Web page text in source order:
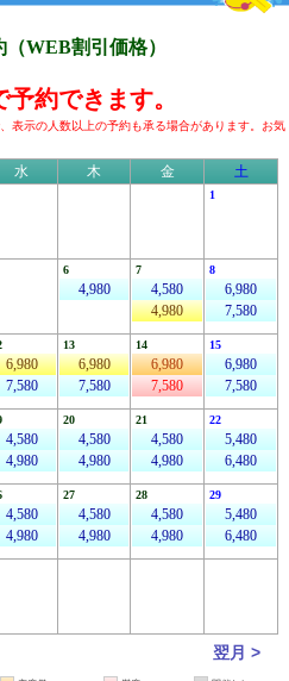
翌月 >
（WEB割引価格）
予約できます。
表示の人数以上の予約も承る場合があります。お気
水 木 金 土
1
6
4,980
7
4,580
4,980
8
6,980
7,580
6,980
7,580
13
6,980
7,580
14
6,980
7,580
15
6,980
7,580
4,580
4,980
20
4,580
4,980
21
4,580
4,980
22
5,480
6,480
4,580
4,980
27
4,580
4,980
28
4,580
4,980
29
5,480
6,480